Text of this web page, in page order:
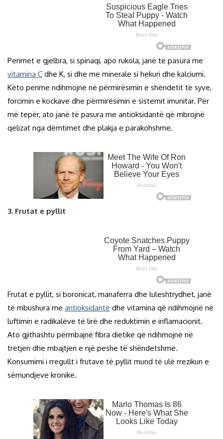
Perimet e gjelbra, si spinaqi, apo rukola, janë të pasura me
vitamina C dhe K, si dhe me minerale si hekuri dhe kalciumi.
Këto perime ndihmojnë në përmirësimin e shëndetit të syve,
forcimin e kockave dhe përmirësimin e sistemit imunitar. Për
më tepër, ato janë të pasura me antioksidantë që mbrojnë
qelizat nga dëmtimet dhe plakja e parakohshme.
3. Frutat e pyllit
Frutat e pyllit, si boronicat, manaferra dhe luleshtrydhet, janë
të mbushura me antioksidantë dhe vitamina që ndihmojnë në
luftimin e radikalëve të lirë dhe reduktimin e inflamacionit.
Ato gjithashtu përmbajnë fibra dietike që ndihmojnë në
tretjen dhe mbajtjen e një peshe të shëndetshme.
Konsumimi i rregullt i frutave të pyllit mund të ulë rrezikun e
sëmundjeve kronike.